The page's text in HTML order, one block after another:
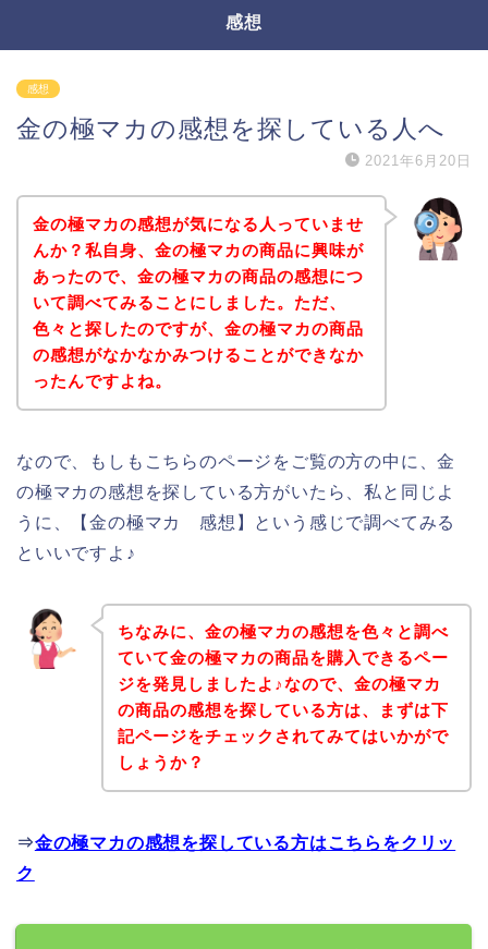
感想
感想
金の極マカの感想を探している人へ
2021年6月20日
金の極マカの感想が気になる人っていませ
んか？私自身、金の極マカの商品に興味が
あったので、金の極マカの商品の感想につ
いて調べてみることにしました。ただ、
色々と探したのですが、金の極マカの商品
の感想がなかなかみつけることができなか
ったんですよね。
なので、もしもこちらのページをご覧の方の中に、金
の極マカの感想を探している方がいたら、私と同じよ
うに、【金の極マカ 感想】という感じで調べてみる
といいですよ♪
ちなみに、金の極マカの感想を色々と調べ
ていて金の極マカの商品を購入できるペー
ジを発見しましたよ♪なので、金の極マカ
の商品の感想を探している方は、まずは下
記ページをチェックされてみてはいかがで
しょうか？
⇒金の極マカの感想を探している方はこちらをクリッ
ク